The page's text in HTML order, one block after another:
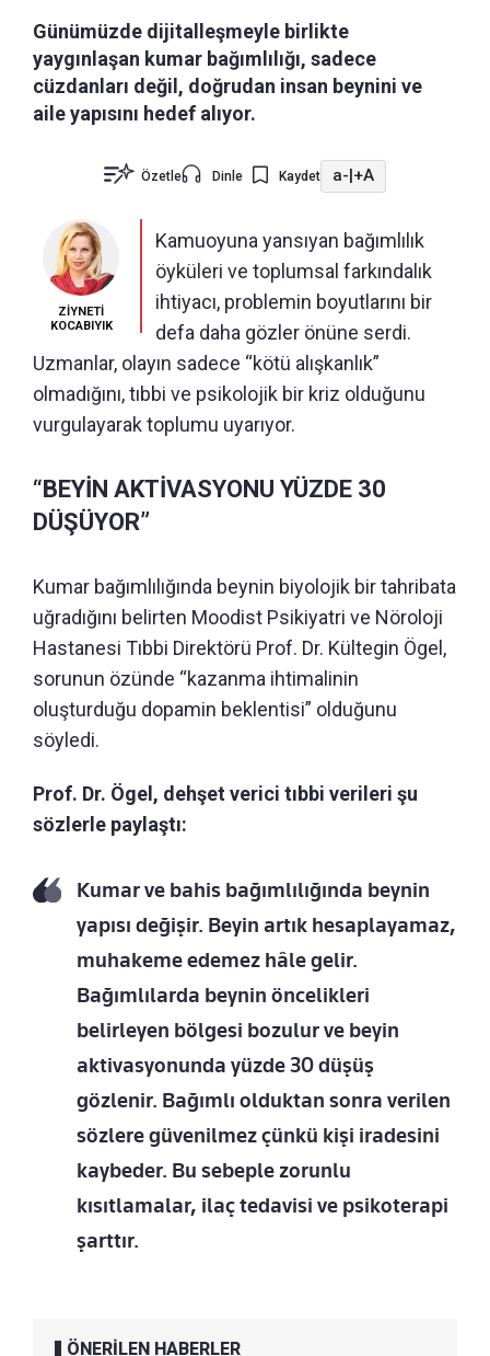
Günümüzde dijitalleşmeyle birlikte
yaygınlaşan kumar bağımlılığı, sadece
cüzdanları değil, doğrudan insan beynini ve
aile yapısını hedef alıyor.
Özetle Dinle Kaydet a-|+A
ZİYNETİ
KOCABIYIK
Kamuoyuna yansıyan bağımlılık
öyküleri ve toplumsal farkındalık
ihtiyacı, problemin boyutlarını bir
defa daha gözler önüne serdi.
Uzmanlar, olayın sadece “kötü alışkanlık”
olmadığını, tıbbi ve psikolojik bir kriz olduğunu
vurgulayarak toplumu uyarıyor.
“BEYİN AKTİVASYONU YÜZDE 30
DÜŞÜYOR”
Kumar bağımlılığında beynin biyolojik bir tahribata
uğradığını belirten Moodist Psikiyatri ve Nöroloji
Hastanesi Tıbbi Direktörü Prof. Dr. Kültegin Ögel,
sorunun özünde “kazanma ihtimalinin
oluşturduğu dopamin beklentisi” olduğunu
söyledi.
Prof. Dr. Ögel, dehşet verici tıbbi verileri şu
sözlerle paylaştı:
Kumar ve bahis bağımlılığında beynin
yapısı değişir. Beyin artık hesaplayamaz,
muhakeme edemez hâle gelir.
Bağımlılarda beynin öncelikleri
belirleyen bölgesi bozulur ve beyin
aktivasyonunda yüzde 30 düşüş
gözlenir. Bağımlı olduktan sonra verilen
sözlere güvenilmez çünkü kişi iradesini
kaybeder. Bu sebeple zorunlu
kısıtlamalar, ilaç tedavisi ve psikoterapi
şarttır.
ÖNERİLEN HABERLER